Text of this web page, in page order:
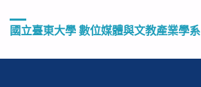
國立臺東大學 數位媒體與文教產業學系